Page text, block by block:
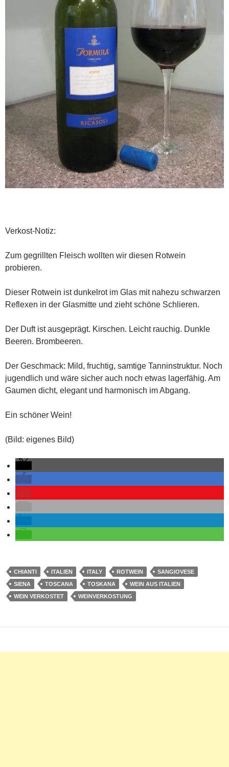
Verkost-Notiz:
Zum gegrillten Fleisch wollten wir diesen Rotwein
probieren.
Dieser Rotwein ist dunkelrot im Glas mit nahezu schwarzen
Reflexen in der Glasmitte und zieht schöne Schlieren.
Der Duft ist ausgeprägt. Kirschen. Leicht rauchig. Dunkle
Beeren. Brombeeren.
Der Geschmack: Mild, fruchtig, samtige Tanninstruktur. Noch
jugendlich und wäre sicher auch noch etwas lagerfähig. Am
Gaumen dicht, elegant und harmonisch im Abgang.
Ein schöner Wein!
(Bild: eigenes Bild)
CHIANTI ITALIEN ITALY ROTWEIN
SANGIOVESE
SIENA
TOSCANA TOSKANA
WEIN AUS ITALIEN
WEIN VERKOSTET
WEINVERKOSTUNG